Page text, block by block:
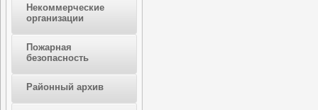
Некоммерческие
организации
Пожарная
безопасность
Районный архив